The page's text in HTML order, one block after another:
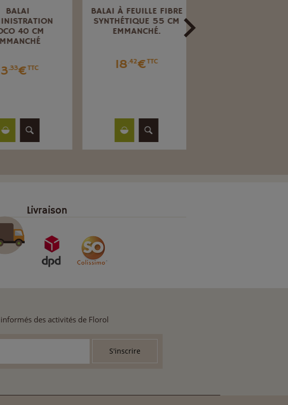
BALAI
40 CM
.33€TTC
BALAI À FEUILLE FIBRE
SYNTHÉTIQUE 55 CM
EMMANCHÉ.
18.42€TTC
Livraison
informés des activités de Florol